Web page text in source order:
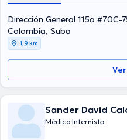
Achiardi Rey ha intervenido en
de tener una formación
y ha publicado diferentes
usados por el Dr.
Dirección General 115a #70C-
Colombia, Suba
1,9 km
Sander David
Médico Internista